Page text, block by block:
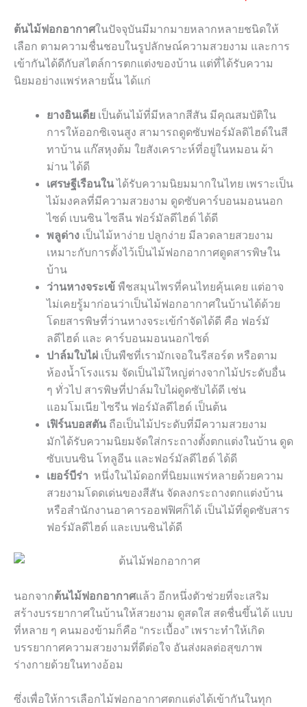
ต้นไม้ฟอกอากาศในปัจจุบันมีมากมายหลากหลายชนิดให้
เลือก ตามความชื่นชอบในรูปลักษณ์ความสวยงาม และการ
เข้ากันได้ดีกับสไตล์การตกแต่งของบ้าน แต่ที่ได้รับความ
นิยมอย่างแพร่หลายนั้น ได้แก่
ยางอินเดีย เป็นต้นไม้ที่มีหลากสีสัน มีคุณสมบัติใน
การให้ออกซิเจนสูง สามารถดูดซับฟอร์มัลดิไฮด์ในสี
ทาบ้าน แก๊สหุงต้ม ใยสังเคราะห์ที่อยู่ในหมอน ผ้า
ม่าน ได้ดี
เศรษฐีเรือนในได้รับความนิยมมากในไทย เพราะเป็น
ไม้มงคลที่มีความสวยงาม ดูดซับคาร์บอนมอนนอก
ไซด์ เบนซิน ไซลีน ฟอร์มัลดีไฮด์ ได้ดี
พลูด่าง เป็นไม้หาง่าย ปลูกง่าย มีลวดลายสวยงาม
เหมาะกับการตั้งไว้เป็นไม้ฟอกอากาศดูดสารพิษใน
บ้าน
ว่านหางจระเข้ พืชสมุนไพรที่คนไทยคุ้นเคย แต่อาจ
ไม่เคยรู้มาก่อนว่าเป็นไม้ฟอกอากาศในบ้านได้ด้วย
โดยสารพิษที่ว่านหางจระเข้กำจัดได้ดี คือ ฟอร์มั
ลดีไฮด์ และ คาร์บอนมอนนอกไซด์
ปาล์มใบไผ่ เป็นพืชที่เรามักเจอในรีสอร์ต หรือตาม
ห้องน้ำโรงแรม จัดเป็นไม้ใหญ่ต่างจากไม้ประดับอื่น
ๆ ทั่วไป สารพิษที่ปาล์มใบไผ่ดูดซับได้ดี เช่น
แอมโมเนีย ไซรีน ฟอร์มัลดีไฮด์ เป็นต้น
เฟิร์นบอสตัน ถือเป็นไม้ประดับที่มีความสวยงาม
มักได้รับความนิยมจัดใส่กระถางตั้งตกแต่งในบ้าน ดูด
ซับเบนซิน โทลูอีน และฟอร์มัลดีไฮด์ ได้ดี
เยอร์บีร่า หนึ่งในไม้ดอกที่นิยมแพร่หลายด้วยความ
สวยงามโดดเด่นของสีสัน จัดลงกระถางตกแต่งบ้าน
หรือสำนักงานอาคารออฟฟิศก็ได้ เป็นไม้ที่ดูดซับสาร
ฟอร์มัลดีไฮด์ และเบนซินได้ดี
นอกจากต้นไม้ฟอกอากาศแล้ว อีกหนึ่งตัวช่วยที่จะเสริม
สร้างบรรยากาศในบ้านให้สวยงาม ดูสดใส สดชื่นขึ้นได้ แบบ
ที่หลาย ๆ คนมองข้ามก็คือ “กระเบื้อง” เพราะทำให้เกิด
บรรยากาศความสวยงามที่ดีต่อใจ อันส่งผลต่อสุขภาพ
ร่างกายด้วยในทางอ้อม
ซึ่งเพื่อให้การเลือกไม้ฟอกอากาศตกแต่งได้เข้ากันในทุก